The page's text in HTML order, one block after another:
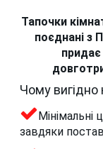
Тапочки
поєднані
придає
Чому вигідно
Мінімальні
завдяки